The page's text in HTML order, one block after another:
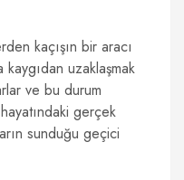
kaçışın bir aracı
uzaklaşmak
ve bu durum
gerçek
sunduğu geçici